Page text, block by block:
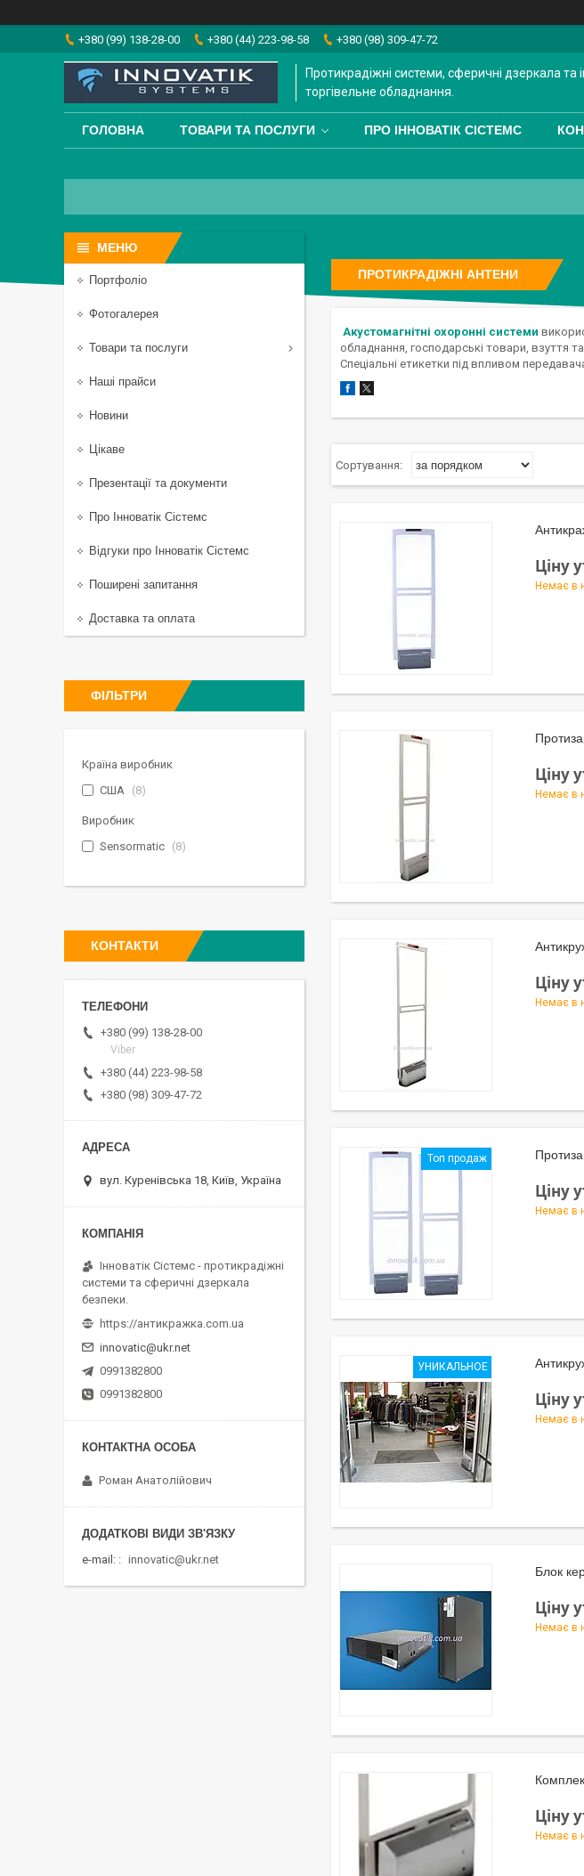
+380 (99) 138-28-00 +380 (44) 223-98-58 +380 (98) 309-47-72
Протикрадіжні системи, сферичні дзеркала та
торгівельне обладнання.
ГОЛОВНА ТОВАРИ ТА ПОСЛУГИ ПРО ІННОВАТІК СІСТЕМС
ПРОТИКРАДІЖНІ АНТЕНИ
Акустомагнітні охоронні системи
обладнання, господарські товари, взуття
Спеціальні етикетки під впливом
Ціну
Немає в
Ціну
Немає в
Ціну
Немає в
Топ продаж
Ціну
Немає в
УНИКАЛЬНОЕ
Ціну
Немає в
Блок
Ціну
Немає в
Ціну
Немає в
Портфоліо
Фотогалерея
Товари та послуги
Наші прайси
Новини
Цікаве
Презентації та документи
Про Інноватік Сістемс
Відгуки про Інноватік Сістемс
Поширені запитання
Доставка та оплата
ФІЛЬТРИ
Країна виробник
США
8
Виробник
Sensormatic
8
КОНТАКТИ
+380 (99) 138-28-00
Viber
+380 (44) 223-98-58
+380 (98) 309-47-72
вул. Куренівська 18, Київ, Україна
Інноватік Сістемс - протикрадіжні
системи та сферичні дзеркала
безпеки.
https://антикражка.com.ua
innovatic@ukr.net
0991382800
0991382800
Роман Анатолійович
e-mail: innovatic@ukr.net